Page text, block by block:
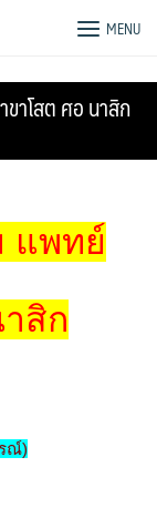
MENU
าโสต ศอ นาสิก
แพทย์
สิก
ณ์)